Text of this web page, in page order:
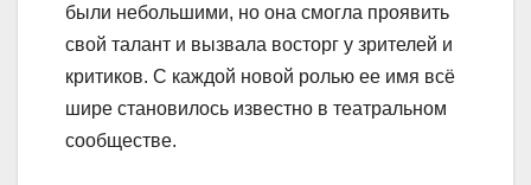
были небольшими, но она смогла проявить
свой талант и вызвала восторг у зрителей и
критиков. С каждой новой ролью ее имя всё
шире становилось известно в театральном
сообществе.